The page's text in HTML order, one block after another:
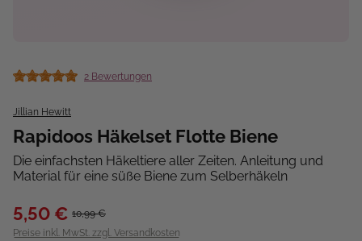
Durchschnittliche Bewertung von 5 von 5 Sternen
2 Bewertungen
Jillian Hewitt
Rapidoos Häkelset Flotte Biene
Die einfachsten Häkeltiere aller Zeiten. Anleitung und
Material für eine süße Biene zum Selberhäkeln
5,50 € 10,99 €
Preise inkl. MwSt. zzgl. Versandkosten